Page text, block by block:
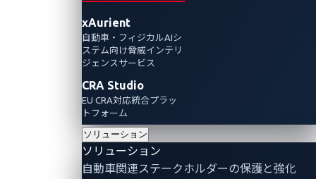
xAurient
自動車・フィジカルAIシ
ステム向け脅威インテリ
ジェンスサービス
CRA Studio
EU CRA対応統合プラッ
トフォーム
ソリューション
ソリューション
自動車関連ステークホルダーの保護と強化
By Omar Yang (Senior Threat Researcher,